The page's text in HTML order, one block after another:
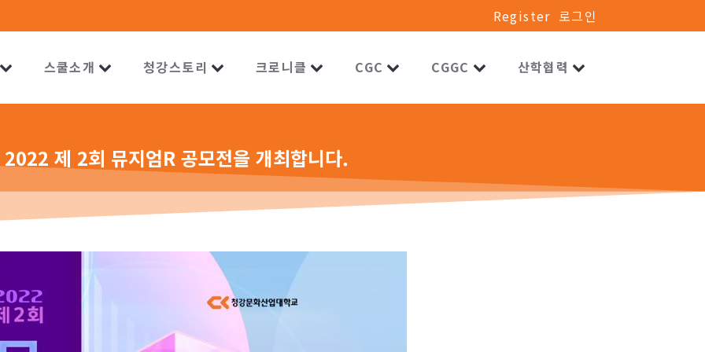
Register 로그인
스쿨소개 청강스토리 크로니클 CGC CGGC 산학협력
2022 제 2회 뮤지엄R 공모전을 개최합니다.